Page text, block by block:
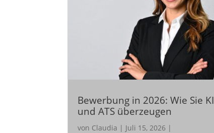
Bewerbung in 2026: Wie Sie KI
und ATS überzeugen
von Claudia | Juli 15, 2026 |